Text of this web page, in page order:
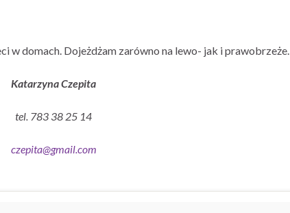
w domach. Dojeżdżam zarówno na lewo- jak i prawobrzeże.
Katarzyna Czepita
tel. 783 38 25 14
czepita@gmail.com